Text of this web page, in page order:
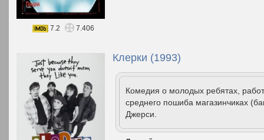
7.2 7.406
Клерки (1993)
Комедия о молодых ребятах,
среднего пошиба магазинчиках
Джерси.